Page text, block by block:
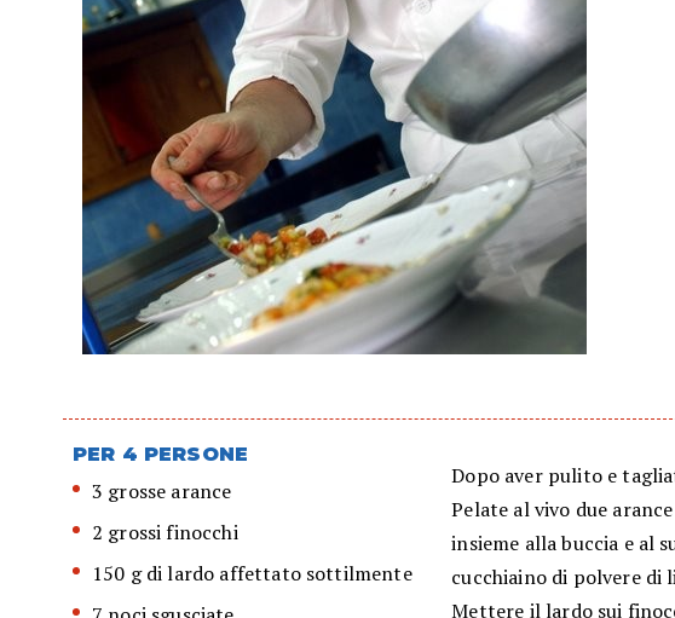
PER 4 PERSONE
3 grosse arance
2 grossi finocchi
150 g di lardo affettato sottilmente
Dopo aver pulito e
Pelate al vivo due
insieme alla buccia e al
cucchiaino di polvere di
Mettere il lardo sui